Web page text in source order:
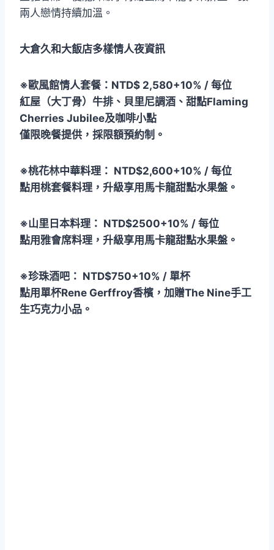
兩人戀情持續加溫。
大倉久和大飯店多樣情人夜資訊
※歐風館情人套餐：NTD$ 2,580+10% / 每位
紅屋（大丁骨）牛排、貝里尼調酒、甜點Flaming
Cherries Jubilee及咖啡小點
僅限晚餐提供，採限額預約制。
※桃花林中華料理： NTD$2,600+10% / 每位
點用桃套餐料理，升級享用馬卡龍甜點水果盤。
※山里日本料理： NTD$2500+10% / 每位
點用雅會席料理，升級享用馬卡龍甜點水果盤。
※珍珠酒吧： NTD$750+10% / 單杯
點用單杯Rene Gerffroy香檳，加贈The Nine手工
生巧克力小品。